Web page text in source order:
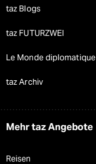
taz Blogs
taz FUTURZWEI
Le Monde diplomatique
taz Archiv
Mehr taz Angebote
Reisen